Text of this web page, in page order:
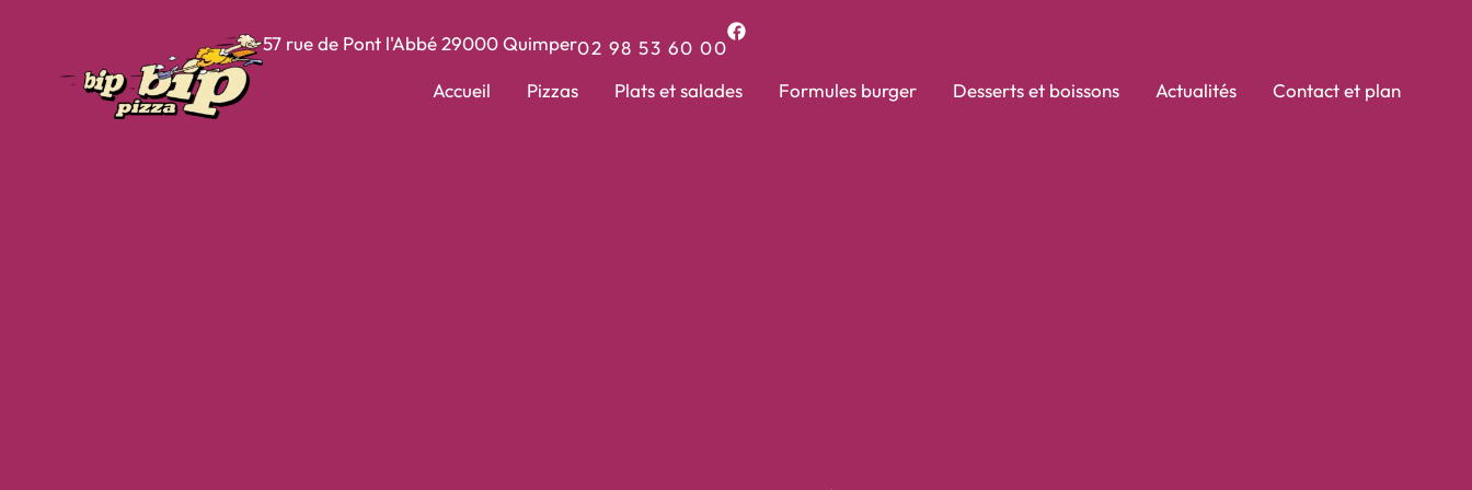
57 rue de Pont l'Abbé29000Quimper02 98 53 60 00
Accueil
Pizzas Plats et salades Formules burger Desserts et boissons Actualités Contact et plan